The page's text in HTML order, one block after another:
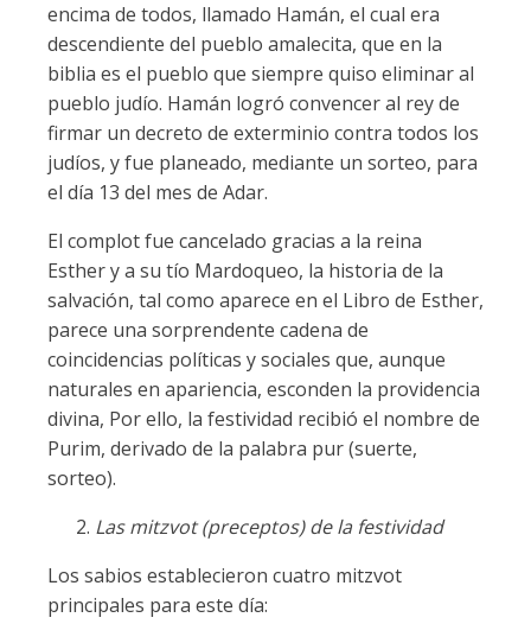
encima de todos, llamado Hamán, el cual era
descendiente del pueblo amalecita, que en la
biblia es el pueblo que siempre quiso eliminar al
pueblo judío. Hamán logró convencer al rey de
firmar un decreto de exterminio contra todos los
judíos, y fue planeado, mediante un sorteo, para
el día 13 del mes de Adar.
El complot fue cancelado gracias a la reina
Esther y a su tío Mardoqueo, la historia de la
salvación, tal como aparece en el Libro de Esther,
parece una sorprendente cadena de
coincidencias políticas y sociales que, aunque
naturales en apariencia, esconden la providencia
divina, Por ello, la festividad recibió el nombre de
Purim, derivado de la palabra pur (suerte,
sorteo).
Las mitzvot (preceptos) de la festividad
Los sabios establecieron cuatro mitzvot
principales para este día: